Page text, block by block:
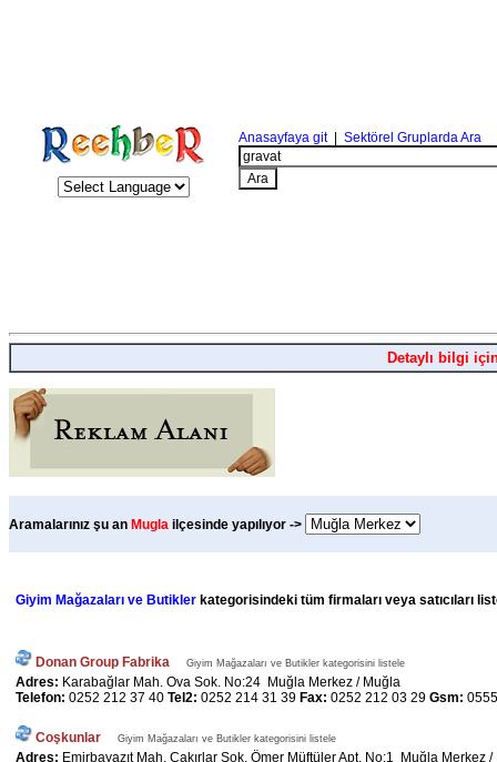
Anasayfaya git| Sektörel Gruplarda Ara
Detaylı bilgi
Aramalarınız şu an Mugla ilçesinde yapılıyor ->
Giyim Mağazaları ve Butikler kategorisindeki tüm firmaları veya satıcıları
Donan Group Fabrika Giyim Mağazaları ve Butikler kategorisini listele
Adres: Karabağlar Mah. Ova Sok. No:24 Muğla Merkez / Muğla
Telefon: 0252 212 37 40 Tel2: 0252 214 31 39 Fax: 0252 212 03 29 Gsm:
Coşkunlar Giyim Mağazaları ve Butikler kategorisini listele
Adres: Emirbayazıt Mah. Çakırlar Sok. Ömer Müftüler Apt. No:1 Muğla Merkez